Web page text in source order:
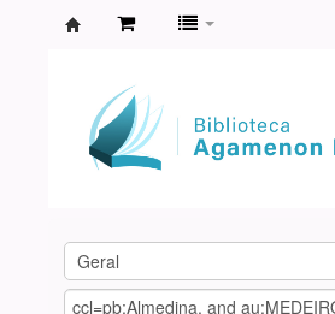
Agamenon
Magalhães